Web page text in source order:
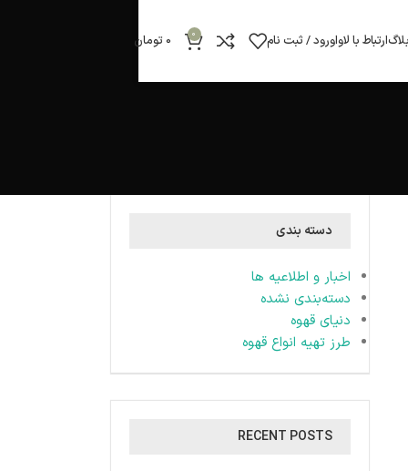
ارتباط با لاواورود / ثبت نام 0
0 تومان
دسته بندی
اخبار و اطلاعیه ها
دسته‌بندی نشده
دنیای قهوه
طرز تهیه انواع قهوه
RECENT POSTS